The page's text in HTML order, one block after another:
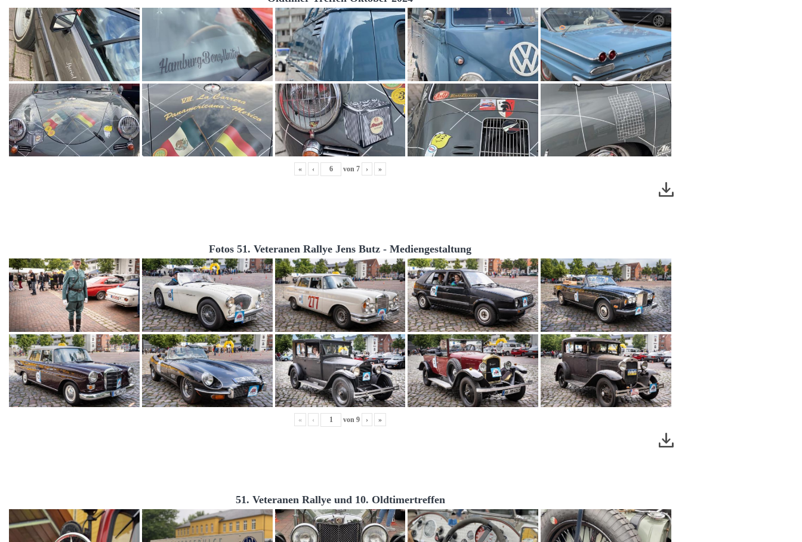
« ‹ von 7 › »
Fotos 51. Veteranen Rallye Jens Butz - Mediengestaltung
« ‹ von 9 › »
51. Veteranen Rallye und 10. Oldtimertreffen